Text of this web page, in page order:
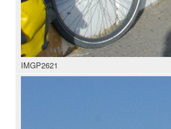
IMGP2621